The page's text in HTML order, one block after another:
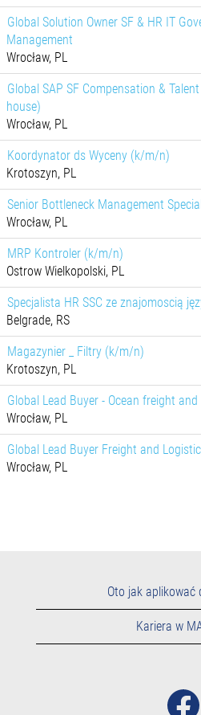
Global Solution Owner SF & HR IT
Management
Wrocław, PL
Global SAP SF Compensation &
house)
Wrocław, PL
Koordynator ds Wyceny (k/m/n)
Krotoszyn, PL
Senior Bottleneck Management
Wrocław, PL
MRP Kontroler (k/m/n)
Ostrow Wielkopolski, PL
Specjalista HR SSC ze znajomoscią
Belgrade, RS
Magazynier _ Filtry (k/m/n)
Krotoszyn, PL
Global Lead Buyer - Ocean freight
Wrocław, PL
Global Lead Buyer Freight and
Wrocław, PL
Oto jak aplikować
Kariera w